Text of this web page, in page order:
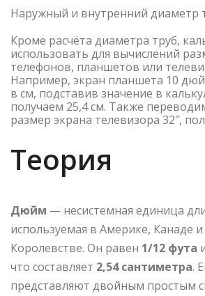
Наружный и внутренний диаметр
Кроме расчёта диаметра труб,
использовать для вычислений
телефонов, планшетов или
Например, экран планшета 10
в см, подставив значение в
получаем 25,4 см. Также
размер экрана телевизора 32″,
Теория
Дюйм — несистемная единица
используемая в Америке, Канаде
Королевстве. Он равен 1/12 фута
что составляет 2,54 сантиметра.
представляют двойным простым